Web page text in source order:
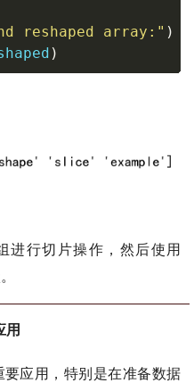
reshaped array:" )
)
进行切片操作，然后使用
用
应用，特别是在准备数据